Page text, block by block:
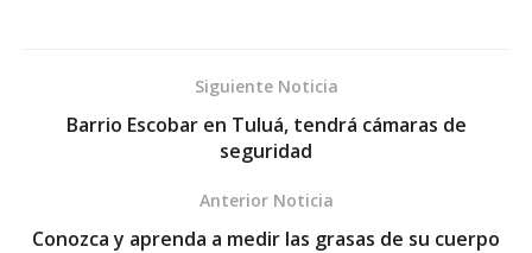
Siguiente Noticia
Barrio Escobar en Tuluá, tendrá cámaras de
seguridad
Anterior Noticia
Conozca y aprenda a medir las grasas de su cuerpo